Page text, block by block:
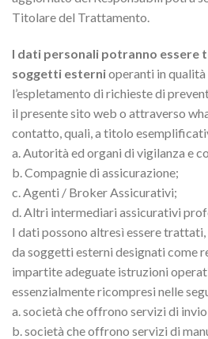
Titolare del Trattamento.
I dati personali potranno essere
soggetti esternioperanti in
l’espletamento di richieste di
il presente sito web o attraverso
contatto, quali, a titolo
a. Autorità ed organi di vigilanza e
b. Compagnie di assicurazione;
c. Agenti / Broker Assicurativi;
d. Altri intermediari assicurativi
I dati possono altresì essere
da soggetti esterni designati come
impartite adeguate istruzioni
essenzialmente ricompresi nelle
a. società che offrono servizi di
b. società che offrono servizi di